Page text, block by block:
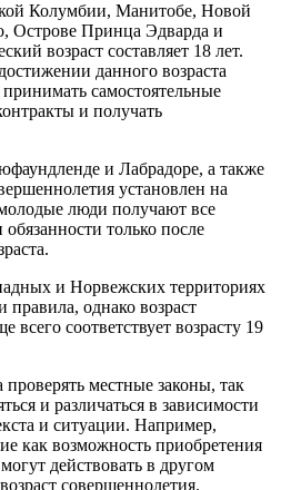
Колумбии, Манитобе, Новой
Острове Принца Эдварда и
возраст составляет 18 лет.
данного возраста
самостоятельные
и получать
и Лабрадоре, а также
установлен на
люди получают все
только после
и Норвежских территориях
правила, однако возраст
всего соответствует возрасту 19
проверять местные законы, так
и различаться в зависимости
и ситуации. Например,
как возможность приобретения
действовать в другом
совершеннолетия.